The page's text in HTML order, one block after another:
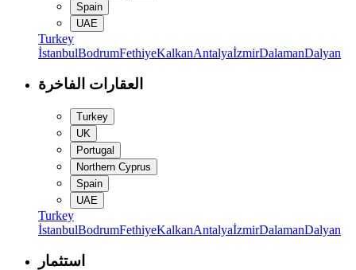
Spain
UAE
Turkey
İstanbulBodrumFethiyeKalkanAntalyaİzmirDalamanDalyan
العقارات الفاخرة
Turkey
UK
Portugal
Northern Cyprus
Spain
UAE
Turkey
İstanbulBodrumFethiyeKalkanAntalyaİzmirDalamanDalyan
استثمار